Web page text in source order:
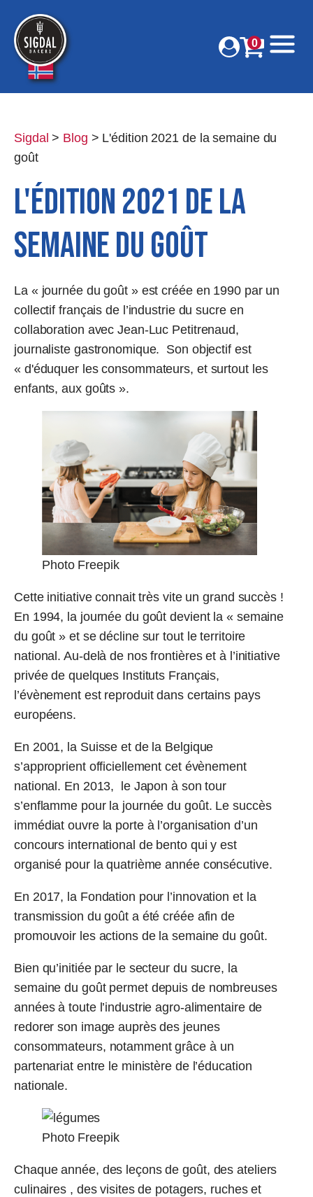
0
Sigdal > Blog > L'édition 2021 de la semaine du
goût
L'édition 2021 de la
semaine du goût
La « journée du goût » est créée en 1990 par un
collectif français de l’industrie du sucre en
collaboration avec Jean-Luc Petitrenaud,
journaliste gastronomique. Son objectif est
« d'éduquer les consommateurs, et surtout les
enfants, aux goûts ».
Photo Freepik
Cette initiative connait très vite un grand succès !
En 1994, la journée du goût devient la « semaine
du goût » et se décline sur tout le territoire
national. Au-delà de nos frontières et à l’initiative
privée de quelques Instituts Français,
l’évènement est reproduit dans certains pays
européens.
En 2001, la Suisse et de la Belgique
s’approprient officiellement cet évènement
national. En 2013, le Japon à son tour
s’enflamme pour la journée du goût. Le succès
immédiat ouvre la porte à l’organisation d’un
concours international de bento qui y est
organisé pour la quatrième année consécutive.
En 2017, la Fondation pour l’innovation et la
transmission du goût a été créée afin de
promouvoir les actions de la semaine du goût.
Bien qu’initiée par le secteur du sucre, la
semaine du goût permet depuis de nombreuses
années à toute l’industrie agro-alimentaire de
redorer son image auprès des jeunes
consommateurs, notamment grâce à un
partenariat entre le ministère de l’éducation
nationale.
Photo Freepik
Chaque année, des leçons de goût, des ateliers
culinaires , des visites de potagers, ruches et